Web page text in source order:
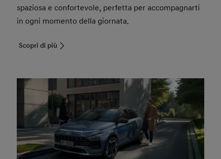
spaziosa e confortevole, perfetta per accompagnarti
in ogni momento della giornata.
Scopri di più